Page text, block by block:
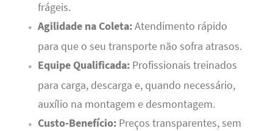
frágeis.
Agilidade na Coleta:Atendimento rápido
para que o seu transporte não sofra atrasos.
Equipe Qualificada:Profissionais treinados
para carga, descarga e, quando necessário,
auxílio na montagem e desmontagem.
Custo-Benefício:Preços transparentes, sem